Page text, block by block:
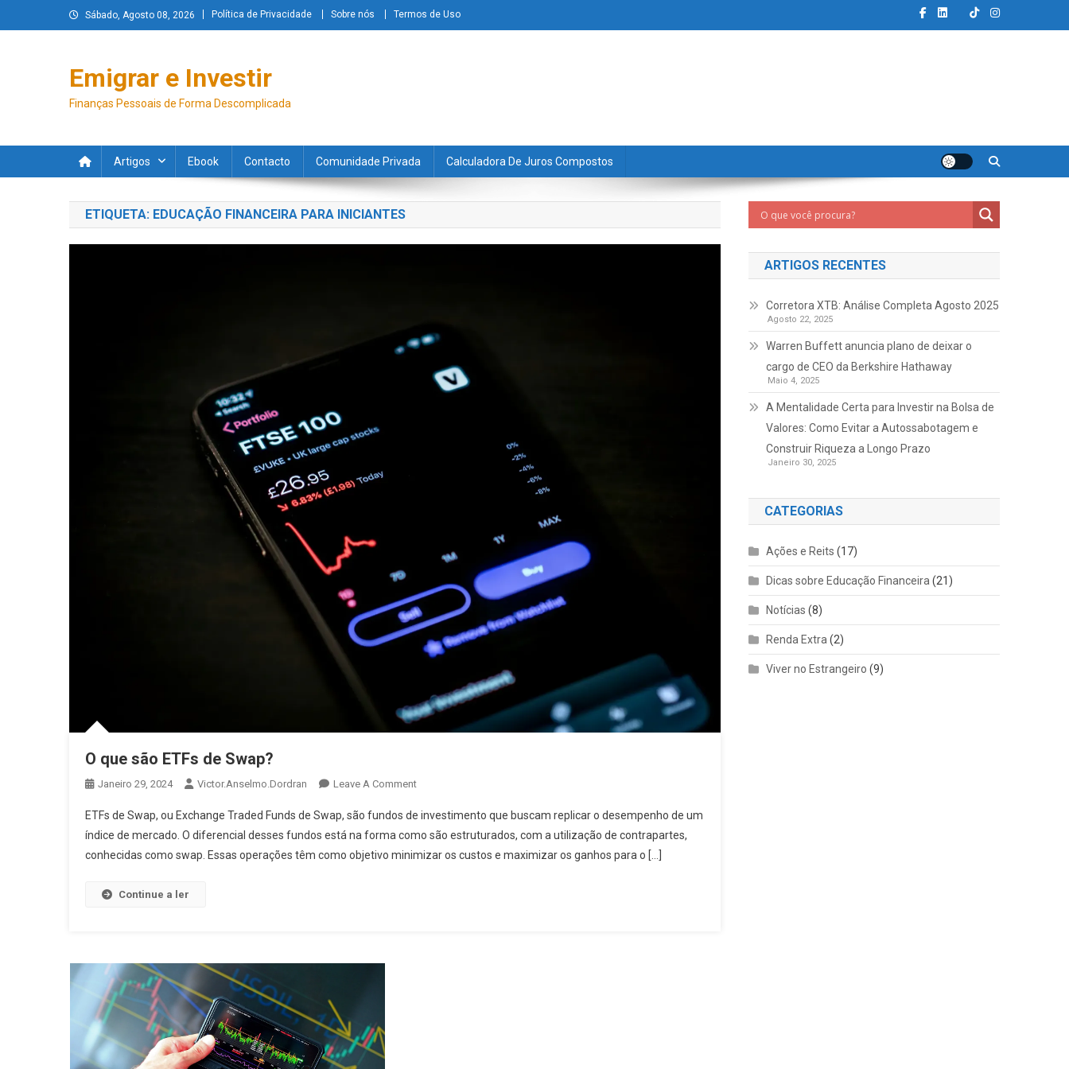
Sábado, Agosto 08, 2026 Política de Privacidade Sobre nós Termos de Uso
Emigrar e Investir
Finanças Pessoais de Forma Descomplicada
Artigos Ebook Contacto Comunidade Privada Calculadora De Juros Compostos
ETIQUETA: EDUCAÇÃO FINANCEIRA PARA INICIANTES
O que são ETFs de Swap?
Janeiro 29, 2024 Victor.anselmo.dordran Leave A Comment
ETFs de Swap, ou Exchange Traded Funds de Swap, são fundos de investimento que buscam replicar o desempenho de um
índice de mercado. O diferencial desses fundos está na forma como são estruturados, com a utilização de contrapartes,
conhecidas como swap. Essas operações têm como objetivo minimizar os custos e maximizar os ganhos para o […]
Continue a ler
ARTIGOS RECENTES
Corretora XTB: Análise Completa Agosto 2025
Agosto 22, 2025
Warren Buffett anuncia plano de deixar o
cargo de CEO da Berkshire Hathaway
Maio 4, 2025
A Mentalidade Certa para Investir na Bolsa de
Valores: Como Evitar a Autossabotagem e
Construir Riqueza a Longo Prazo
Janeiro 30, 2025
CATEGORIAS
Ações e Reits (17)
Dicas sobre Educação Financeira (21)
Notícias (8)
Renda Extra (2)
Viver no Estrangeiro (9)